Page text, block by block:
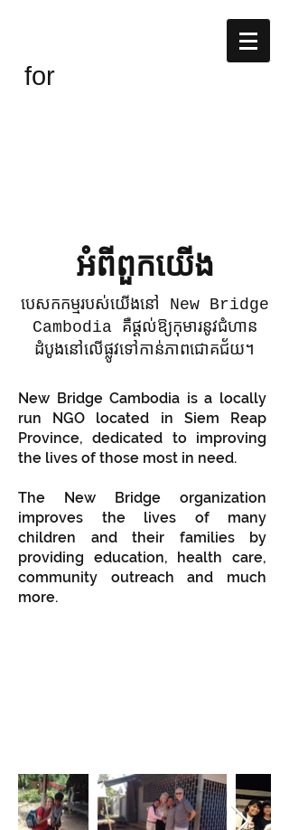
for
អំពីពួកយើង
បេសកកម្មរបស់យើងនៅ New Bridge
Cambodia គឺផ្តល់ឱ្យកុមារនូវជំហាន
ដំបូងនៅលើផ្លូវទៅកាន់ភាពជោគជ័យ។
New Bridge Cambodia is a locally
run NGO located in Siem Reap
Province, dedicated to improving
the lives of those most in need.
The New Bridge organization
improves the lives of many
children and their families by
providing education, health care,
community outreach and much
more.